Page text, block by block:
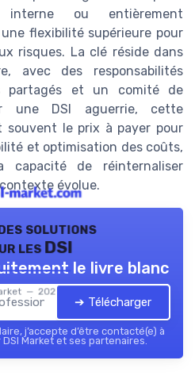
interne ou entièrement
flexibilité supérieure pour
risques. La clé réside dans
avec des responsabilités
partagés et un comité de
une DSI aguerrie, cette
souvent le prix à payer pour
et optimisation des coûts,
de réinternaliser
évolue.
solutions
les DSI
— 2026
le livre blanc
➔ Télécharger
j’accepte d’être contacté(e) à
Market et ses partenaires.